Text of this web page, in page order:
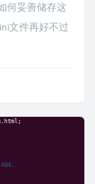
何妥善储存这
文件再好不过